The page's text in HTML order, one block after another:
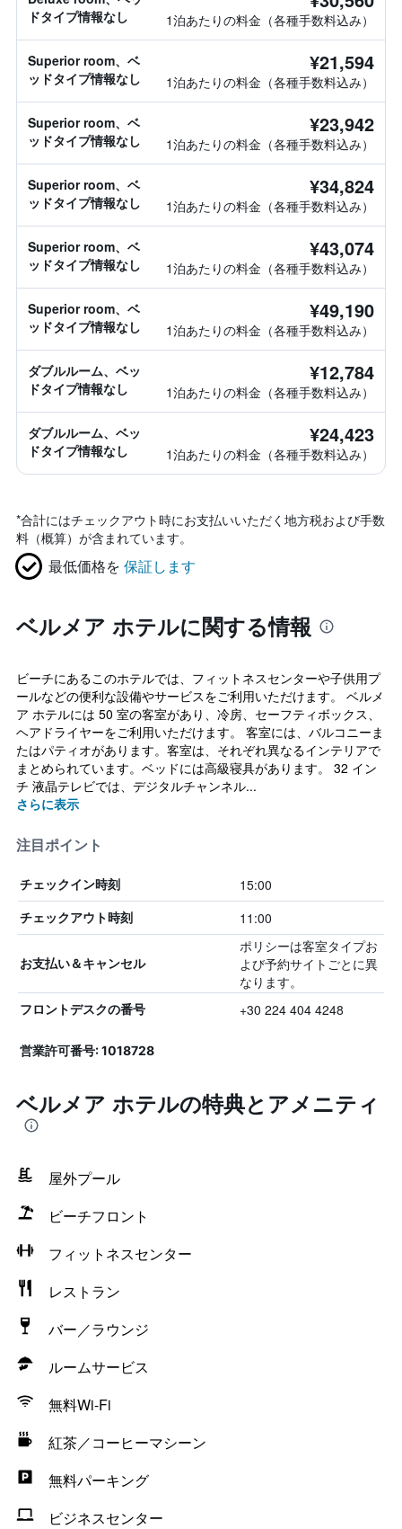
ドタイプ情報なし
1泊あたりの料金（各種手数料込み）
Superior room、ベ
ッドタイプ情報なし
¥21,594
1泊あたりの料金（各種手数料込み）
Superior room、ベ
ッドタイプ情報なし
¥23,942
1泊あたりの料金（各種手数料込み）
Superior room、ベ
ッドタイプ情報なし
¥34,824
1泊あたりの料金（各種手数料込み）
Superior room、ベ
ッドタイプ情報なし
¥43,074
1泊あたりの料金（各種手数料込み）
Superior room、ベ
ッドタイプ情報なし
¥49,190
1泊あたりの料金（各種手数料込み）
ダブルルーム、ベッ
ドタイプ情報なし
¥12,784
1泊あたりの料金（各種手数料込み）
ダブルルーム、ベッ
ドタイプ情報なし
¥24,423
1泊あたりの料金（各種手数料込み）
*合計にはチェックアウト時にお支払いいただく地方税および手数
料（概算）が含まれています。
最低価格を 保証します
ベルメア ホテルに関する情報
ビーチにあるこのホテルでは、フィットネスセンターや子供用プ
ールなどの便利な設備やサービスをご利用いただけます。 ベルメ
ア ホテルには 50 室の客室があり、冷房、セーフティボックス、
ヘアドライヤーをご利用いただけます。 客室には、バルコニーま
たはパティオがあります。客室は、それぞれ異なるインテリアで
まとめられています。ベッドには高級寝具があります。 32 イン
チ 液晶テレビでは、デジタルチャンネル...
さらに表示
注目ポイント
チェックイン時刻 15:00
チェックアウト時刻 11:00
お支払い＆キャンセル
ポリシーは客室タイプお
よび予約サイトごとに異
なります。
フロントデスクの番号 +30 224 404 4248
営業許可番号: 1018728
ベルメア ホテルの特典とアメニティ
屋外プール
ビーチフロント
フィットネスセンター
レストラン
バー／ラウンジ
ルームサービス
無料Wi-Fi
紅茶／コーヒーマシーン
無料パーキング
ビジネスセンター